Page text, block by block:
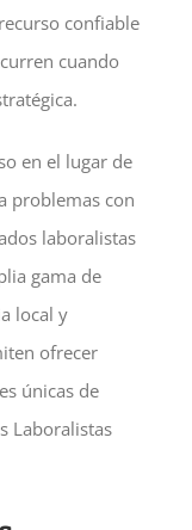
confiable
cuando
en el lugar de
problemas con
laboralistas
gama de
local y
ofrecer
únicas de
Laboralistas